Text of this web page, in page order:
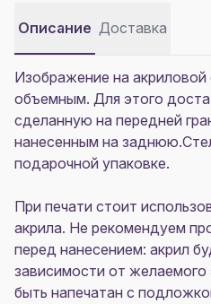
Описание Доставка
Изображение на
объемным. Для этого
сделанную на передней
нанесенным на
подарочной упаковке.
При печати стоит
акрила. Не рекомендуем
перед нанесением: акрил
зависимости от
быть напечатан с